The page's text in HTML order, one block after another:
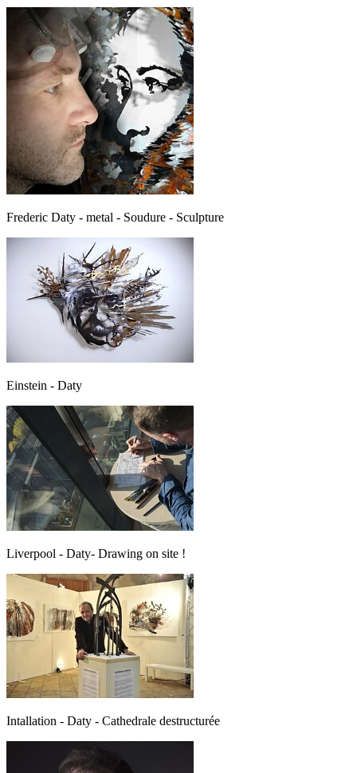
Frederic Daty - metal - Soudure - Sculpture
Einstein - Daty
Liverpool - Daty- Drawing on site !
Intallation - Daty - Cathedrale destructurée